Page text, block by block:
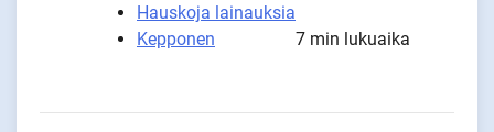
Hauskoja lainauksia
Kepponen
7 min lukuaika